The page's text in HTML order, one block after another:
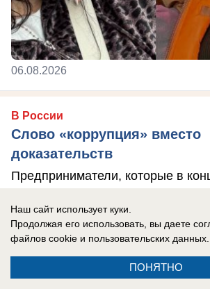
06.08.2026
В России
Слово «коррупция» вместо
доказательств
Предприниматели, которые в
ВДЦ «Смена», оцененную
Наш сайт использует куки.
Продолжая его использовать, вы даете
файлов cookie и пользовательских данных.
ПОНЯТНО